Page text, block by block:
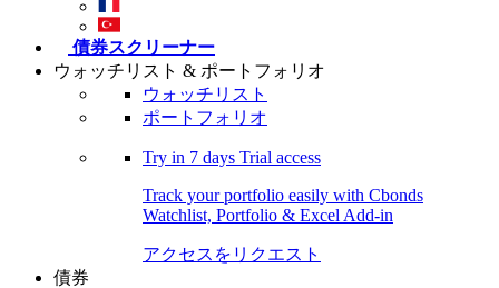
債券スクリーナー
ウォッチリスト & ポートフォリオ
ウォッチリスト
ポートフォリオ
Try in 7 days Trial access
Track your portfolio easily with Cbonds
Watchlist, Portfolio & Excel Add-in
アクセスをリクエスト
債券